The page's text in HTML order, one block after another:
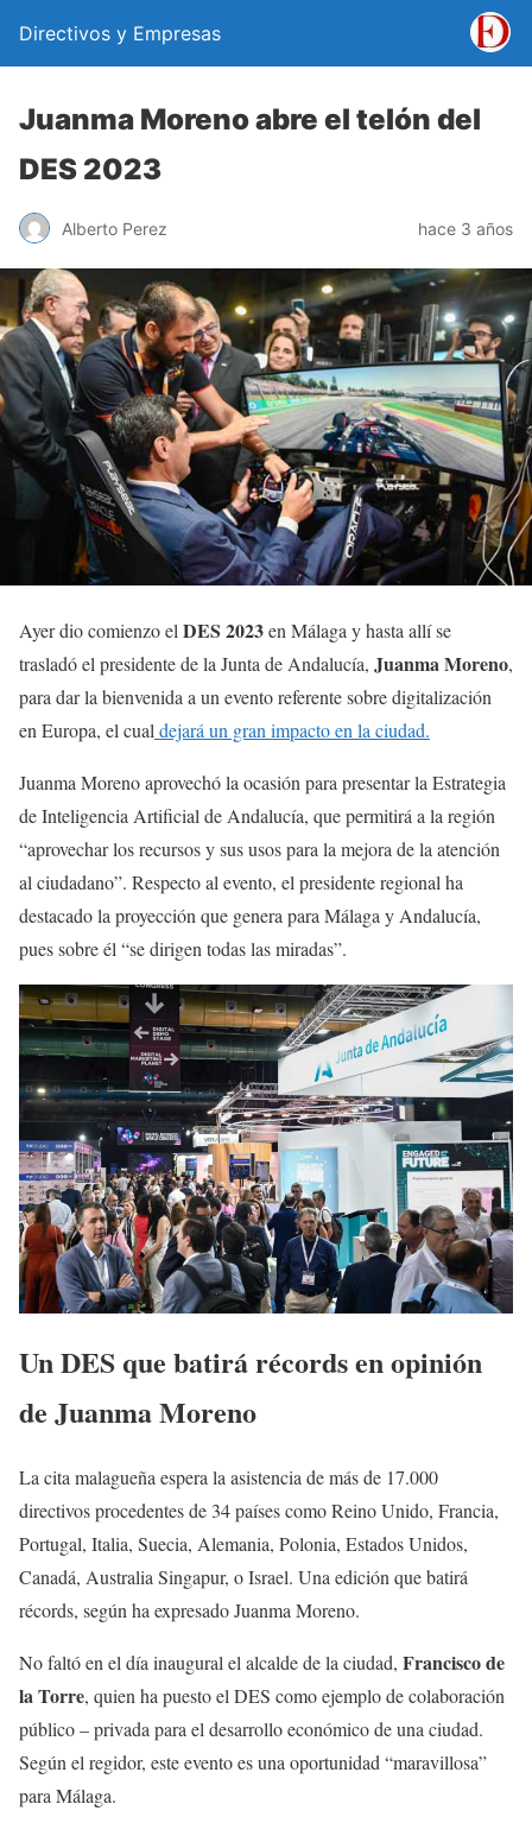
Directivos y Empresas
Juanma Moreno abre el telón del
DES 2023
Alberto Perez hace 3 años
Ayer dio comienzo el DES 2023en Málaga y hasta allí se
trasladó el presidente de la Junta de Andalucía, Juanma Moreno,
para dar la bienvenida a un evento referente sobre digitalización
en Europa, el cual dejará un gran impacto en la ciudad.
Juanma Moreno aprovechó la ocasión para presentar la Estrategia
de Inteligencia Artificial de Andalucía, que permitirá a la región
“aprovechar los recursos y sus usos para la mejora de la atención
al ciudadano”. Respecto al evento, el presidente regional ha
destacado la proyección que genera para Málaga y Andalucía,
pues sobre él “se dirigen todas las miradas”.
Un DES que batirá récords en opinión
de Juanma Moreno
La cita malagueña espera la asistencia de más de 17.000
directivos procedentes de 34 países como Reino Unido, Francia,
Portugal, Italia, Suecia, Alemania, Polonia, Estados Unidos,
Canadá, Australia Singapur, o Israel. Una edición que batirá
récords, según ha expresado Juanma Moreno.
No faltó en el día inaugural el alcalde de la ciudad, Francisco de
la Torre, quien ha puesto el DES como ejemplo de colaboración
público – privada para el desarrollo económico de una ciudad.
Según el regidor, este evento es una oportunidad “maravillosa”
para Málaga.